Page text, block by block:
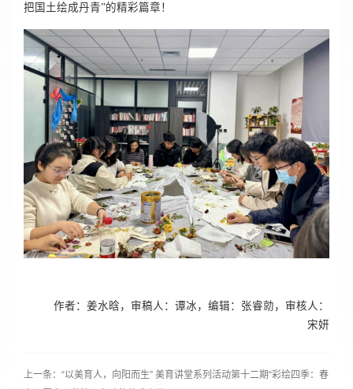
把国土绘成丹青”的精彩篇章！
作者：姜水晗，审稿人：谭冰，编辑：张睿勍，审核人：
宋妍
上一条：“以美育人，向阳而生” 美育讲堂系列活动第十二期“彩绘四季：春